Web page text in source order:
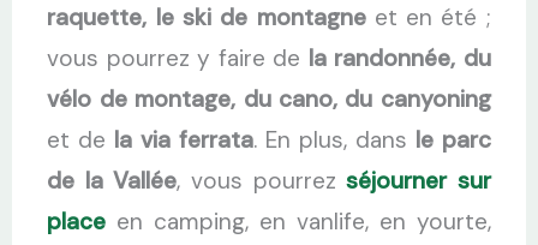
raquette, le ski de montagneet en été ;
vous pourrez y faire de la randonnée, du
vélo de montage, du cano, du canyoning
et de la via ferrata. En plus, dans le parc
de la Vallée, vous pourrezséjourner sur
place en camping, en vanlife, en yourte,